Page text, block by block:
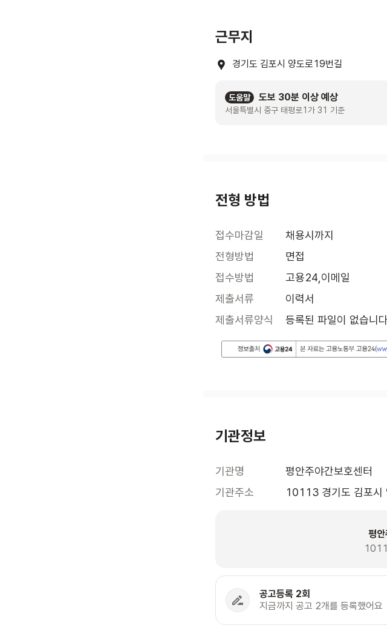
근무지
경기도 김포시 양도로19번길
도움말 도보 30분 이상 예상
서울특별시 중구 태평로1가 31 기준
전형 방법
접수마감일
채용시까지
전형방법
면접
접수방법
고용24,이메일
제출서류
이력서
제출서류양식
등록된 파일이 없습니
기관정보
기관명
평안주야간보호센터
기관주소
10113 경기도 김포시
평안
공고등록 2회
지금까지 공고 2개를 등록했어요